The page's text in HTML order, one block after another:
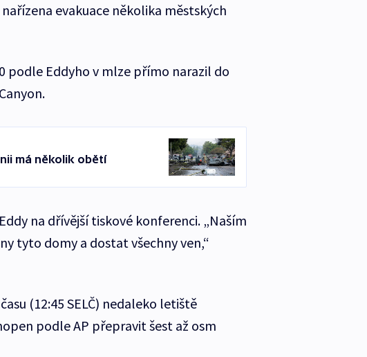
evakuace několika městských
podle Eddyho v mlze přímo narazil do
má několik obětí
na dřívější tiskové konferenci. „Naším
tyto domy a dostat všechny ven,“
(12:45 SELČ) nedaleko letiště
podle AP přepravit šest až osm